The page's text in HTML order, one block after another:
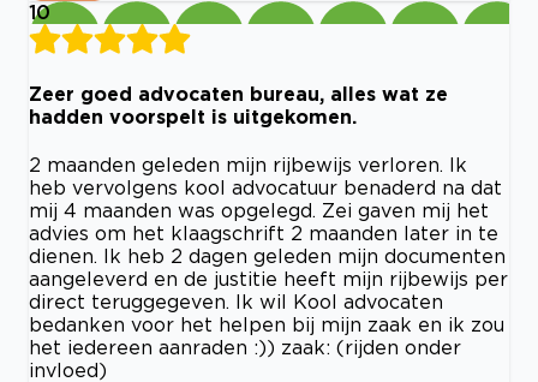
10
Zeer goed advocaten bureau, alles wat ze
hadden voorspelt is uitgekomen.
2 maanden geleden mijn rijbewijs verloren. Ik
heb vervolgens kool advocatuur benaderd na dat
mij 4 maanden was opgelegd. Zei gaven mij het
advies om het klaagschrift 2 maanden later in te
dienen. Ik heb 2 dagen geleden mijn documenten
aangeleverd en de justitie heeft mijn rijbewijs per
direct teruggegeven. Ik wil Kool advocaten
bedanken voor het helpen bij mijn zaak en ik zou
het iedereen aanraden :)) zaak: (rijden onder
invloed)